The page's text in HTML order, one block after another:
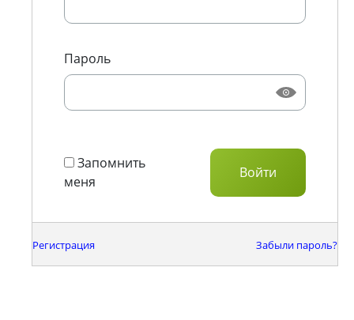
Пароль
Запомнить
меня
Регистрация Забыли пароль?